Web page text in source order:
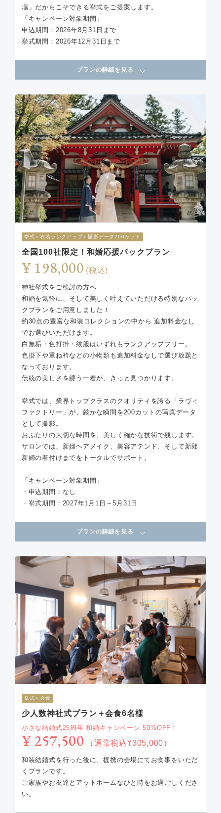
場」だからこそできる挙式をご提案します。
「キャンペーン対象期間」
申込期間：2026年8月31日まで
挙式期間：2026年12月31日まで
プランの詳細を見る
挙式︎＋衣装ランクアップ＋撮影データ200カット
全国100社限定！和婚応援パックプラン
¥ 198,000 (税込)
神社挙式をご検討の方へ
和婚を気軽に、そして美しく叶えていただける特別なパッ
クプランをご用意しました！
約30点の豊富な和装コレクションの中から 追加料金なし
でお選びいただけます。
白無垢・色打掛・紋服はいずれもランクアップフリー。
色掛下や重ね衿などの小物類も追加料金なしで選び放題と
なっております。
伝統の美しさを纏う一着が、きっと見つかります。
挙式では、業界トップクラスのクオリティを誇る「ラヴィ
ファクトリー」が、厳かな瞬間を200カットの写真データ
として撮影。
おふたりの大切な時間を、美しく確かな技術で残します。
サロンでは、新婦ヘアメイク、美容アテンド、そして新郎
新婦の着付けまでをトータルでサポート。
「キャンペーン対象期間」
・申込期間：なし
・挙式期間：2027年1月1日～5月31日
プランの詳細を見る
挙式＋会食
少人数神社式プラン＋会食6名様
小さな結婚式25周年 和婚キャンペーン 50%OFF！
¥ 257,500 （通常税込¥305,000）
和装結婚式を行った後に、提携の会場にてお食事をいただ
くプランです。
ご家族やお友達とアットホームなひと時をお過ごしくださ
い。